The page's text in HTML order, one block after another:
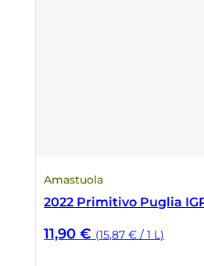
Amastuola
2022 Primitivo Puglia
11,90€ (15,87 € / 1 L)